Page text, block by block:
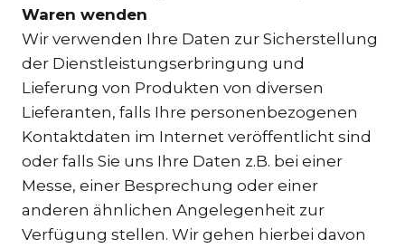
Waren wenden
Wir verwenden Ihre Daten zur Sicherstellung
der Dienstleistungserbringung und
Lieferung von Produkten von diversen
Lieferanten, falls Ihre personenbezogenen
Kontaktdaten im Internet veröffentlicht sind
oder falls Sie uns Ihre Daten z.B. bei einer
Messe, einer Besprechung oder einer
anderen ähnlichen Angelegenheit zur
Verfügung stellen. Wir gehen hierbei davon